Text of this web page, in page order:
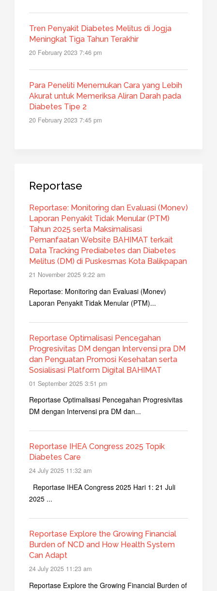
Tren Penyakit Diabetes Melitus di Jogja
Meningkat Tiga Tahun Terakhir
20 February 2023 7:46 pm
Para Peneliti Menemukan Cara yang Lebih
Akurat untuk Memeriksa Aliran Darah pada
Diabetes Tipe 2
20 February 2023 7:45 pm
Reportase
Reportase: Monitoring dan Evaluasi (Monev)
Laporan Penyakit Tidak Menular (PTM)
Tahun 2025 serta Maksimalisasi
Pemanfaatan Website BAHIMAT terkait
Data Tracking Prediabetes dan Diabetes
Melitus (DM) di Puskesmas Kota Balikpapan
21 November 2025 9:22 am
Reportase: Monitoring dan Evaluasi (Monev)
Laporan Penyakit Tidak Menular (PTM)...
Reportase Optimalisasi Pencegahan
Progresivitas DM dengan Intervensi pra DM
dan Penguatan Promosi Kesehatan serta
Sosialisasi Platform Digital BAHIMAT
01 September 2025 3:51 pm
Reportase Optimalisasi Pencegahan Progresivitas
DM dengan Intervensi pra DM dan...
Reportase IHEA Congress 2025 Topik
Diabetes Care
24 July 2025 11:32 am
Reportase IHEA Congress 2025 Hari 1: 21 Juli
2025 ...
Reportase Explore the Growing Financial
Burden of NCD and How Health System
Can Adapt
24 July 2025 11:23 am
Reportase Explore the Growing Financial Burden of